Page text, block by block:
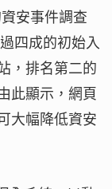
安事件調查
四成的初始入
，排名第二的
此顯示，網頁
大幅降低資安